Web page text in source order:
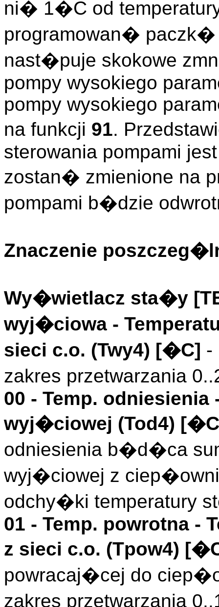
ni� 1�C od
programowan�
nast�puje skokowe
pompy wysokiego
pompy wysokiego
na funkcji 91.
sterowania pompami
zostan� zmienione na
pompami b�dzie
Znaczenie
Wy�wietlacz sta�y
wyj�ciowa -
sieci c.o. (Twy4) [�C] -
zakres przetwarzania
00 - Temp. odniesienia
wyj�ciowej (Tod4)
odniesienia b�d�ca
wyj�ciowej z
odchy�ki temperatury
01 - Temp. powrotna -
z sieci c.o. (Tpow4)
powracaj�cej do
zakres przetwarzania